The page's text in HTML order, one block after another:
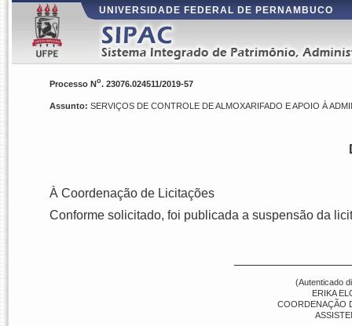
UNIVERSIDADE FEDERAL DE PERNAMBUCO
Processo No. 23076.024511/2019-57
Assunto: SERVIÇOS DE CONTROLE DE ALMOXARIFADO E APOIO À
À Coordenação de Licitações
Conforme solicitado, foi publicada a suspensão da
(Autenticado
ERIKA
COORDENAÇÃO